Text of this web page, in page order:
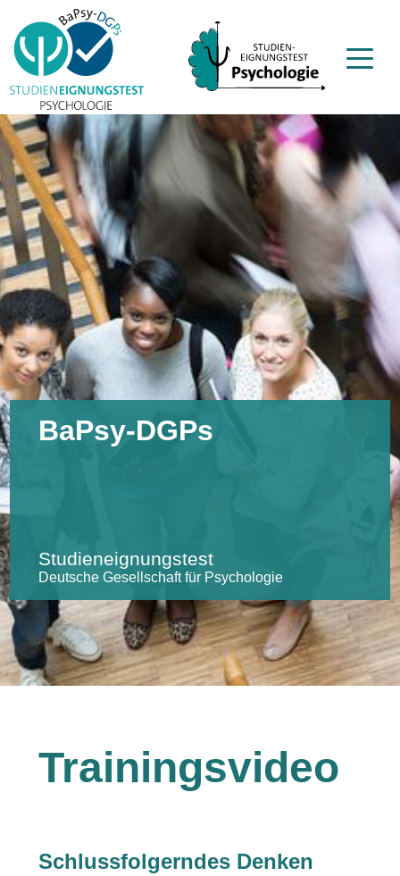
BaPsy-DGPs
Studieneignungstest
Deutsche Gesellschaft für Psychologie
Trainingsvideo
Schlussfolgerndes Denken